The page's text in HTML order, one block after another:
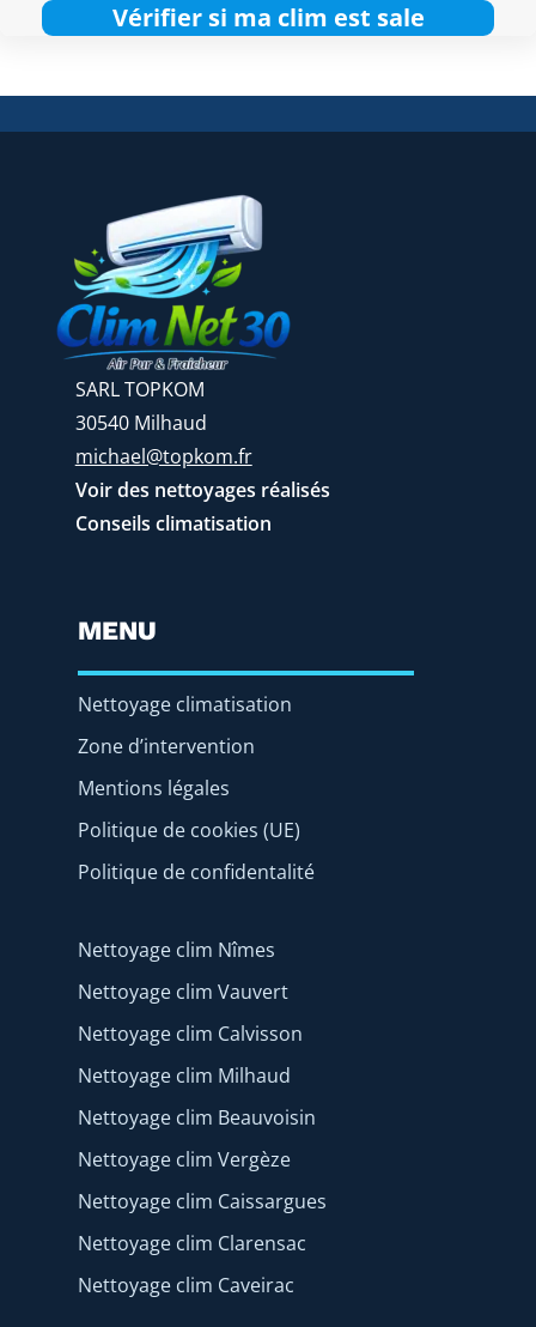
Vérifier si ma clim est sale
SARL TOPKOM
30540 Milhaud
michael@topkom.fr
Voir des nettoyages réalisés
Conseils climatisation
MENU
Nettoyage climatisation
Zone d’intervention
Mentions légales
Politique de cookies (UE)
Politique de confidentalité
Nettoyage clim Nîmes
Nettoyage clim Vauvert
Nettoyage clim Calvisson
Nettoyage clim Milhaud
Nettoyage clim Beauvoisin
Nettoyage clim Vergèze
Nettoyage clim Caissargues
Nettoyage clim Clarensac
Nettoyage clim Caveirac